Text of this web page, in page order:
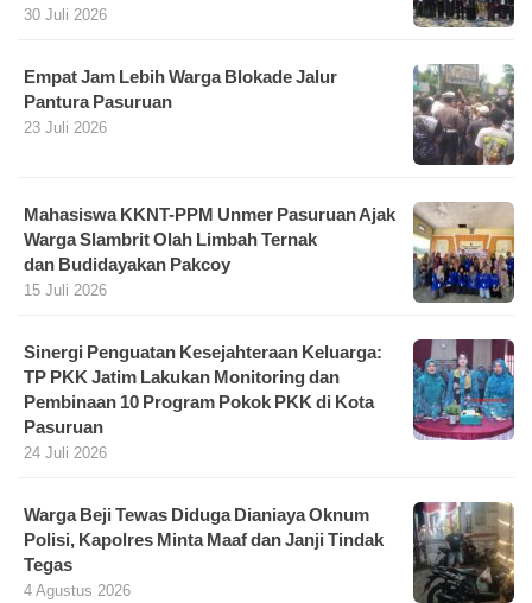
30 Juli 2026
Empat Jam Lebih Warga Blokade Jalur
Pantura Pasuruan
23 Juli 2026
Mahasiswa KKNT-PPM Unmer Pasuruan Ajak
Warga Slambrit Olah Limbah Ternak
dan Budidayakan Pakcoy
15 Juli 2026
Sinergi Penguatan Kesejahteraan Keluarga:
TP PKK Jatim Lakukan Monitoring dan
Pembinaan 10 Program Pokok PKK di Kota
Pasuruan
24 Juli 2026
Warga Beji Tewas Diduga Dianiaya Oknum
Polisi, Kapolres Minta Maaf dan Janji Tindak
Tegas
4 Agustus 2026